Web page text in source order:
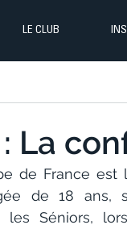
LE CLUB
La
de France
de 18 ans,
les Séniors,